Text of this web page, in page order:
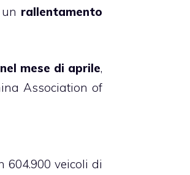
rallentamento
mese di aprile,
Association of
604.900 veicoli di